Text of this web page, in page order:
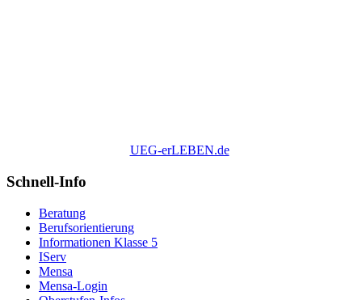
UEG-erLEBEN.de
Schnell-Info
Beratung
Berufsorientierung
Informationen Klasse 5
IServ
Mensa
Mensa-Login